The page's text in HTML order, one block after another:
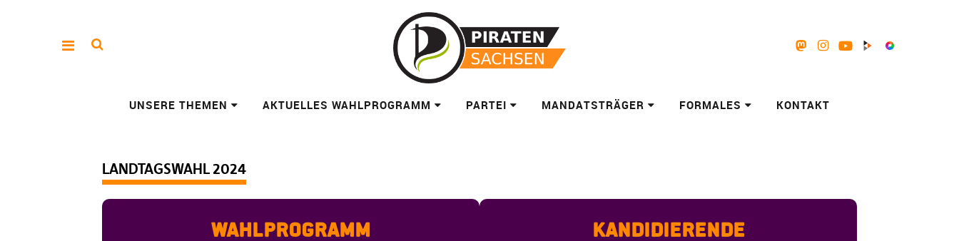
UNSERE THEMEN AKTUELLES WAHLPROGRAMM PARTEI MANDATSTRÄGER FORMALES KONTAKT
LANDTAGSWAHL 2024
Wahlprogramm Kandidierende